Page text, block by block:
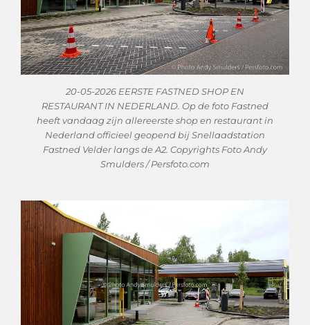
20-05-2026 EERSTE FASTNED SHOP EN
RESTAURANT IN NEDERLAND. Op de foto Fastned
heeft vandaag zijn allereerste shop en restaurant in
Nederland officieel geopend bij Snellaadstation
Fastned Velder langs de A2. Copyrights Foto Andy
Smulders / Persfoto.com